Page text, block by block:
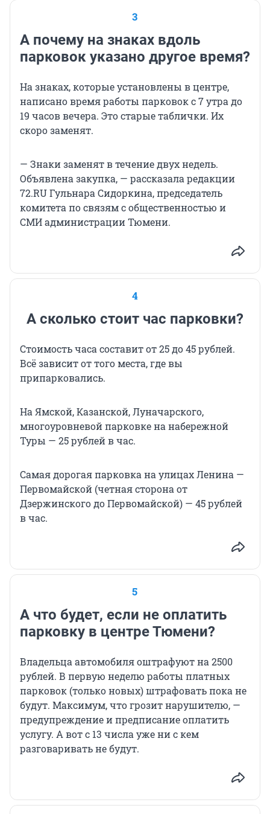
3
А почему на знаках вдоль
парковок указано другое время?
На знаках, которые установлены в центре,
написано время работы парковок с 7 утра до
19 часов вечера. Это старые таблички. Их
скоро заменят.
— Знаки заменят в течение двух недель.
Объявлена закупка, — рассказала редакции
72.RU Гульнара Сидоркина, председатель
комитета по связям с общественностью и
СМИ администрации Тюмени.
4
А сколько стоит час парковки?
Стоимость часа составит от 25 до 45 рублей.
Всё зависит от того места, где вы
припарковались.
На Ямской, Казанской, Луначарского,
многоуровневой парковке на набережной
Туры — 25 рублей в час.
Самая дорогая парковка на улицах Ленина —
Первомайской (четная сторона от
Дзержинского до Первомайской) — 45 рублей
в час.
5
А что будет, если не оплатить
парковку в центре Тюмени?
Владельца автомобиля оштрафуют на 2500
рублей. В первую неделю работы платных
парковок (только новых) штрафовать пока не
будут. Максимум, что грозит нарушителю, —
предупреждение и предписание оплатить
услугу. А вот с 13 числа уже ни с кем
разговаривать не будут.